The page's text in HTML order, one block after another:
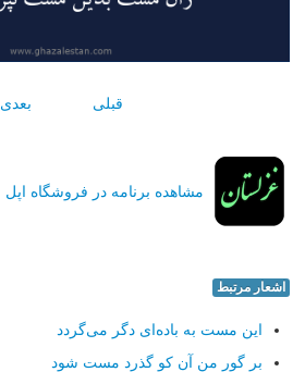
قبلی بعدی
مشاهده برنامه در فروشگاه اپل
اشعار مرتبط
این مست به باده‌ای دگر می‌گردد
بر گور من آن کو گذرد مست شود